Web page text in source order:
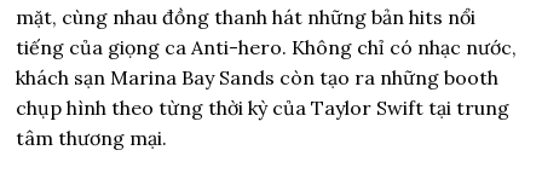
mặt, cùng nhau đồng thanh hát những bản hits nổi
tiếng của giọng ca Anti-hero. Không chỉ có nhạc nước,
khách sạn Marina Bay Sands còn tạo ra những booth
chụp hình theo từng thời kỳ của Taylor Swift tại trung
tâm thương mại.